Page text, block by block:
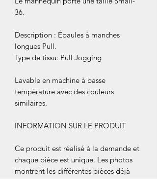
36.
Description : Épaules à manches
longues Pull.
Type de tissu: Pull Jogging
Lavable en machine à basse
température avec des couleurs
similaires.
INFORMATION SUR LE PRODUIT
Ce produit est réalisé à la demande et
chaque pièce est unique. Les photos
montrent les différentes pièces déjà